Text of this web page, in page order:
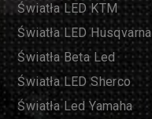
Światła LED KTM
Światła LED Husqvarna
Światła Beta Led
Światła LED Sherco
Światła Led Yamaha